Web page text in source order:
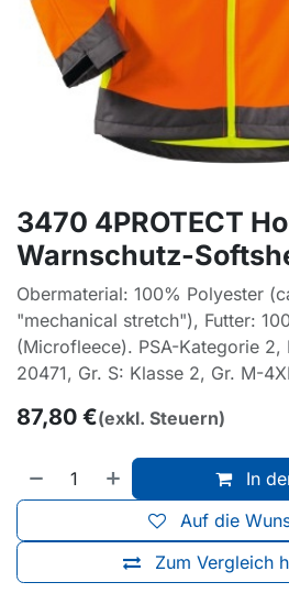
3470 4PROTECT
Warnschutz-
Obermaterial: 100% Polyester
"mechanical stretch"), Futter:
(Microfleece). PSA-Kategorie 2,
20471, Gr. S: Klasse 2, Gr. M-
87,80 €(exkl. Steuern)
In
Zum Vergleich
Auf die